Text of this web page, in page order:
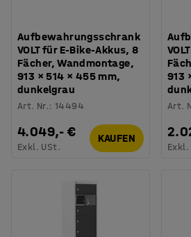
Aufbewahrungsschrank
VOLT für E-Bike-Akkus, 8
Fächer, Wandmontage,
913 × 514 × 455 mm,
dunkelgrau
Art. Nr.:14494
4.049,- €
Exkl. USt.
KAUFEN
913
Art.
Exkl.